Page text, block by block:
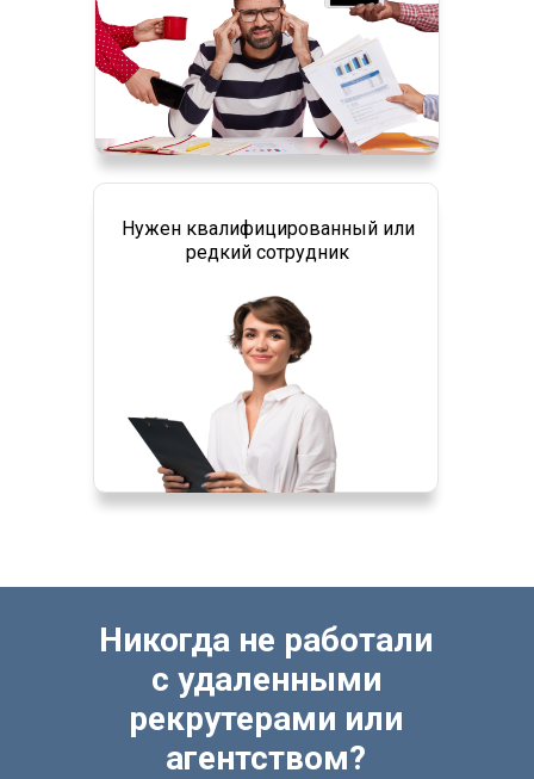
Нужен квалифицированный или
редкий сотрудник
Никогда не работали
с удаленными
рекрутерами или
агентством?